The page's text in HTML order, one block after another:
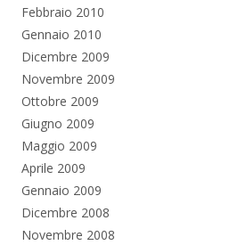
Febbraio 2010
Gennaio 2010
Dicembre 2009
Novembre 2009
Ottobre 2009
Giugno 2009
Maggio 2009
Aprile 2009
Gennaio 2009
Dicembre 2008
Novembre 2008